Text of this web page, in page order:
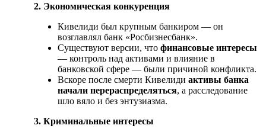
2. Экономическая конкуренция
Кивелиди был крупным банкиром — он
возглавлял банк «Росбизнесбанк».
Существуют версии, что финансовые интересы
— контроль над активами и влияние в
банковской сфере — были причиной конфликта.
Вскоре после смерти Кивелиди активы банка
начали перераспределяться, а расследование
шло вяло и без энтузиазма.
3. Криминальные интересы